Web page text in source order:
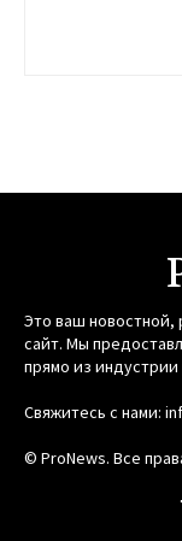
Это ваш новостной,
сайт. Мы
прямо из индустрии
Свяжитесь с нами:
© ProNews. Все